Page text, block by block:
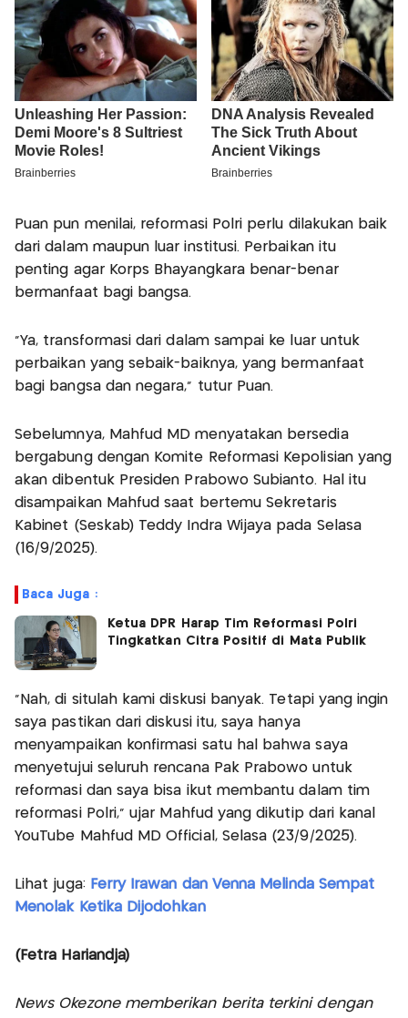
Puan pun menilai, reformasi Polri perlu dilakukan baik
dari dalam maupun luar institusi. Perbaikan itu
penting agar Korps Bhayangkara benar-benar
bermanfaat bagi bangsa.
"Ya, transformasi dari dalam sampai ke luar untuk
perbaikan yang sebaik-baiknya, yang bermanfaat
bagi bangsa dan negara," tutur Puan.
Sebelumnya, Mahfud MD menyatakan bersedia
bergabung dengan Komite Reformasi Kepolisian yang
akan dibentuk Presiden Prabowo Subianto. Hal itu
disampaikan Mahfud saat bertemu Sekretaris
Kabinet (Seskab) Teddy Indra Wijaya pada Selasa
(16/9/2025).
Baca Juga :
Ketua DPR Harap Tim Reformasi Polri
Tingkatkan Citra Positif di Mata Publik
"Nah, di situlah kami diskusi banyak. Tetapi yang ingin
saya pastikan dari diskusi itu, saya hanya
menyampaikan konfirmasi satu hal bahwa saya
menyetujui seluruh rencana Pak Prabowo untuk
reformasi dan saya bisa ikut membantu dalam tim
reformasi Polri," ujar Mahfud yang dikutip dari kanal
YouTube Mahfud MD Official, Selasa (23/9/2025).
Lihat juga: Ferry Irawan dan Venna Melinda Sempat
Menolak Ketika Dijodohkan
(Fetra Hariandja)
News Okezone memberikan berita terkini dengan